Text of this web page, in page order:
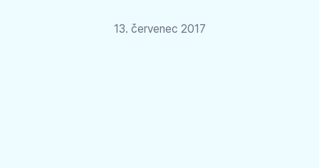
13. červenec 2017